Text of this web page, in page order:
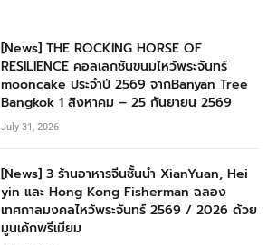
[News] THE ROCKING HORSE OF
RESILIENCE คอลเลกชันขนมไหว้พระจันทร์
mooncake ประจำปี 2569 จากBanyan Tree
Bangkok 1 สิงหาคม – 25 กันยายน 2569
July 31, 2026
[News] 3 ร้านอาหารจีนชั้นนำ XianYuan, Hei
yin และ Hong Kong Fisherman ฉลอง
เทศกาลมงคลไหว้พระจันทร์ 2569 / 2026 ด้วย
มูนเค้กพรีเมียม